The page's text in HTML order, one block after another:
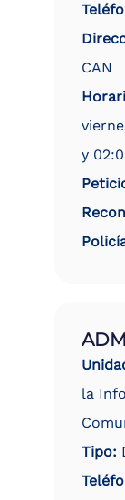
CAN
y
la
Tipo: